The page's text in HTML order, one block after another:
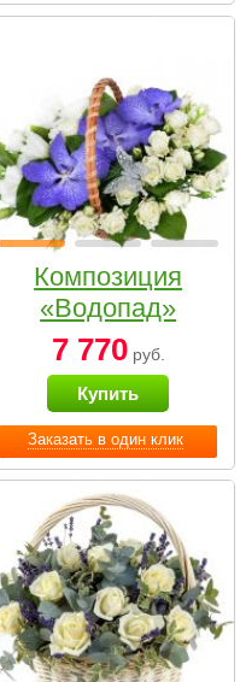
Заказать в один клик
Композиция
«Водопад»
7 770руб.
Купить